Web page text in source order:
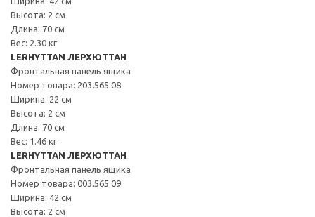
Высота: 2 см
Длина: 70 см
Вес: 2.30 кг
LERHYTTAN ЛЕРХЮТТАН
Фронтальная панель ящика
Номер товара: 203.565.08
Ширина: 22 см
Высота: 2 см
Длина: 70 см
Вес: 1.46 кг
LERHYTTAN ЛЕРХЮТТАН
Фронтальная панель ящика
Номер товара: 003.565.09
Ширина: 42 см
Высота: 2 см